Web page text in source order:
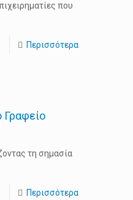
που
Περισσότερα
Γραφείο
τη σημασία
Περισσότερα